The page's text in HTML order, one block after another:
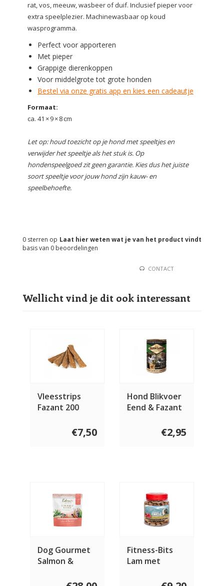
rat, vos, meeuw, wasbeer of duif. Inclusief pieper voor
extra speelplezier. Machinewasbaar op koud
wasprogramma.
Perfect voor apporteren
Met pieper
Grappige dierenkoppen
Voor middelgrote tot grote honden
Bestel via onze gratis app en kies een cadeautje
Formaat:
ca. 41 × 9 × 8 cm
Let op: houd toezicht op je hond met speeltjes en
verwijder het speeltje als het stuk is. Op
hondenspeelgoed zit geen garantie. Kies dus het juiste
soort speeltje voor jouw hond zijn kauw- en
speelbehoefte.
Laat hier weten wat je van het product vindt
0 sterren op
basis van 0 beoordelingen
CONTACT
Wellicht vind je dit ook interessant
Vleesstrips
Fazant 200
€7,50
Hond Blikvoer
Eend & Fazant
€2,95
Dog Gourmet
Salmon &
Fitness-Bits
Lam met